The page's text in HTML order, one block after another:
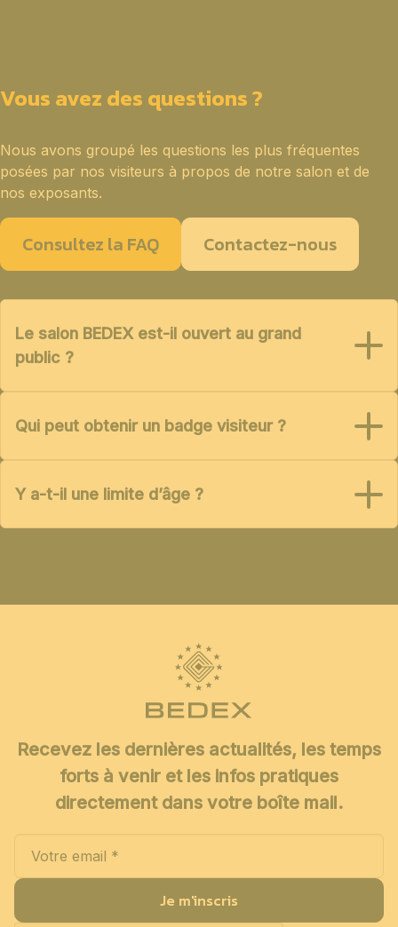
Vous avez des questions ?
Nous avons groupé les questions les plus fréquentes
posées par nos visiteurs à propos de notre salon et de
nos exposants.
Consultez la FAQ Contactez-nous
Le salon BEDEX est-il ouvert au grand
public ?
Qui peut obtenir un badge visiteur ?
Y a-t-il une limite d’âge ?
Recevez les dernières actualités, les temps
forts à venir et les infos pratiques
directement dans votre boîte mail.
Je m'inscris